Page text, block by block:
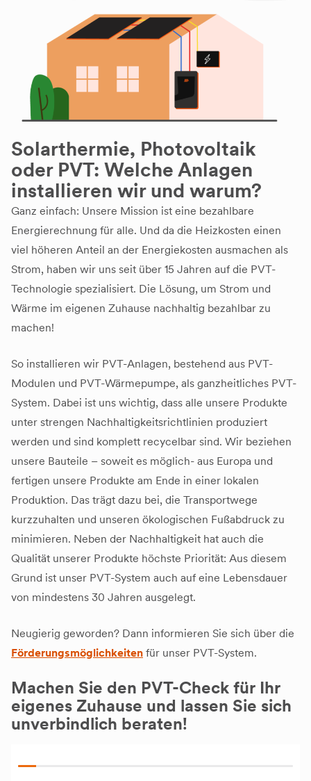
Solarthermie, Photovoltaik
oder PVT: Welche Anlagen
installieren wir und warum?
Ganz einfach: Unsere Mission ist eine bezahlbare
Energierechnung für alle. Und da die Heizkosten einen
viel höheren Anteil an der Energiekosten ausmachen als
Strom, haben wir uns seit über 15 Jahren auf die PVT-
Technologie spezialisiert. Die Lösung, um Strom und
Wärme im eigenen Zuhause nachhaltig bezahlbar zu
machen!
So installieren wir PVT-Anlagen, bestehend aus PVT-
Modulen und PVT-Wärmepumpe, als ganzheitliches PVT-
System. Dabei ist uns wichtig, dass alle unsere Produkte
unter strengen Nachhaltigkeitsrichtlinien produziert
werden und sind komplett recycelbar sind. Wir beziehen
unsere Bauteile – soweit es möglich- aus Europa und
fertigen unsere Produkte am Ende in einer lokalen
Produktion. Das trägt dazu bei, die Transportwege
kurzzuhalten und unseren ökologischen Fußabdruck zu
minimieren. Neben der Nachhaltigkeit hat auch die
Qualität unserer Produkte höchste Priorität: Aus diesem
Grund ist unser PVT-System auch auf eine Lebensdauer
von mindestens 30 Jahren ausgelegt.
Neugierig geworden? Dann informieren Sie sich über die
Förderungsmöglichkeiten für unser PVT-System.
Machen Sie den PVT-Check für Ihr
eigenes Zuhause und lassen Sie sich
unverbindlich beraten!